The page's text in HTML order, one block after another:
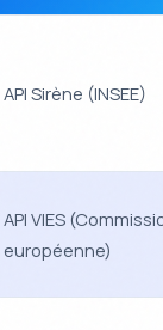
API Sirène (INSEE)
API VIES
européenne)